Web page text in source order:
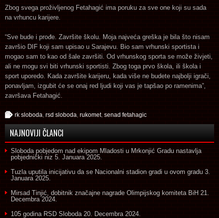
Zbog svega proživljenog Fetahagić ima poruku za sve one koji su sada
na vrhuncu karijere.
“Sve bude i prođe. Završite školu. Moja najveća greška je bila što nisam
završio DIF koji sam upisao u Sarajevu. Bio sam vrhunski sportista i
mogao sam to kao od šale završiti. Od vrhunskog sporta se može živjeti,
ali ne mogu svi biti vrhunski sportisti. Zbog toga prvo škola, ili škola i
sport uporedo. Kada završite karijeru, kada više ne budete najbolji igrači,
ponavljam, izgubit će se onaj red ljudi koji vas je tapšao po ramenima”,
završava Fetahagić.
rk sloboda rsd sloboda rukomet, senad fetahagic
NAJNOVIJI ČLANCI
Sloboda pobjedom nad ekipom Mladosti u Mrkonjić Gradu nastavlja
pobjednički niz 5. Januara 2025.
Tuzla uputila inicijativu da se Nacionalni stadion gradi u ovom gradu 3.
Januara 2025.
Mirsad Tinjić, dobitnik značajne nagrade Olimpijskog komiteta BiH 21.
Decembra 2024.
105 godina RSD Sloboda 20. Decembra 2024.